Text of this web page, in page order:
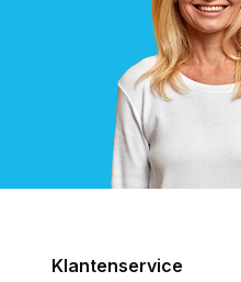
Klantenservice